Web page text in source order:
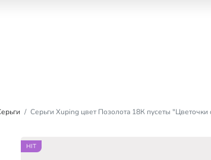
Серьги Xuping цвет Позолота 18К пусеты
HIT
HIT